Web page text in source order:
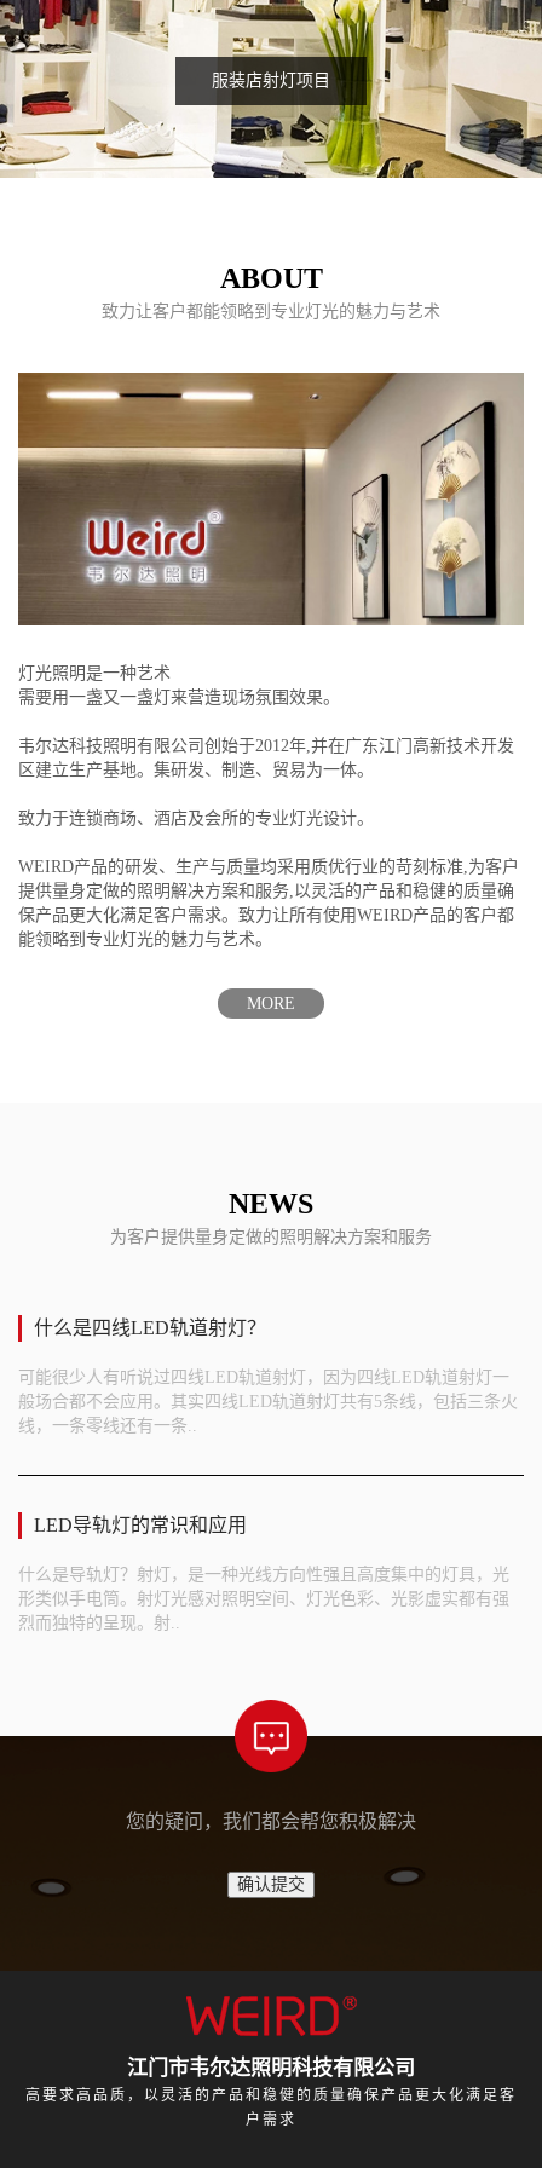
服装店射灯项目
ABOUT
致力让客户都能领略到专业灯光的魅力与艺术
灯光照明是一种艺术
需要用一盏又一盏灯来营造现场氛围效果。
韦尔达科技照明有限公司创始于2012年,并在广东江门高新技术开发
区建立生产基地。集研发、制造、贸易为一体。
致力于连锁商场、酒店及会所的专业灯光设计。
WEIRD产品的研发、生产与质量均采用质优行业的苛刻标准,为客户
提供量身定做的照明解决方案和服务,以灵活的产品和稳健的质量确
保产品更大化满足客户需求。致力让所有使用WEIRD产品的客户都
能领略到专业灯光的魅力与艺术。
MORE
NEWS
为客户提供量身定做的照明解决方案和服务
什么是四线LED轨道射灯？
可能很少人有听说过四线LED轨道射灯，因为四线LED轨道射灯一
般场合都不会应用。其实四线LED轨道射灯共有5条线，包括三条火
线，一条零线还有一条..
LED导轨灯的常识和应用
什么是导轨灯？射灯，是一种光线方向性强且高度集中的灯具，光
形类似手电筒。射灯光感对照明空间、灯光色彩、光影虚实都有强
烈而独特的呈现。射..
您的疑问，我们都会帮您积极解决
江门市韦尔达照明科技有限公司
高要求高品质，以灵活的产品和稳健的质量确保产品更大化满足客
户需求